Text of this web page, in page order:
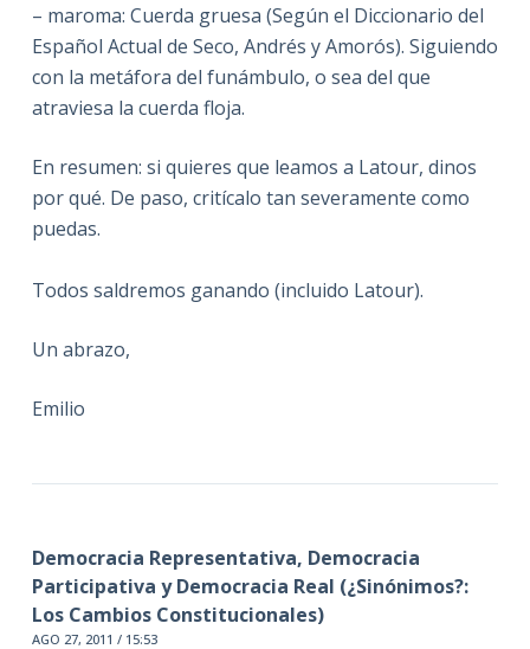
– maroma: Cuerda gruesa (Según el Diccionario del
Español Actual de Seco, Andrés y Amorós). Siguiendo
con la metáfora del funámbulo, o sea del que
atraviesa la cuerda floja.
En resumen: si quieres que leamos a Latour, dinos
por qué. De paso, critícalo tan severamente como
puedas.
Todos saldremos ganando (incluido Latour).
Un abrazo,
Emilio
Democracia Representativa, Democracia
Participativa y Democracia Real (¿Sinónimos?:
Los Cambios Constitucionales)
AGO 27, 2011 / 15:53